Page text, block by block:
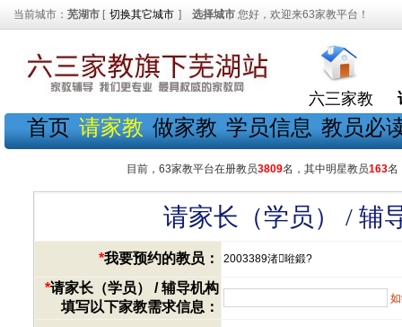
当前城市： 芜湖市 [ 切换其它城市 ] 选择城市 您好，欢迎来63家教平台！
六三家教
首页 请家教 做家教 学员信息 教员必
目前，63家教平台在册教员3809名，其中明星教员163名
请家长（学员） / 辅
*我要预约的教员： 2003389渚暀鍛?
*请家长（学员） / 辅导机构
填写以下家教需求信息：